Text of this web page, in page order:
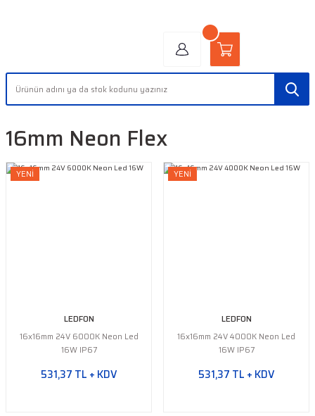
16mm Neon Flex
YENİ
LEDFON
16x16mm 24V 6000K Neon Led
16W IP67
531,37 TL + KDV
YENİ
LEDFON
16x16mm 24V 4000K Neon Led
16W IP67
531,37 TL + KDV